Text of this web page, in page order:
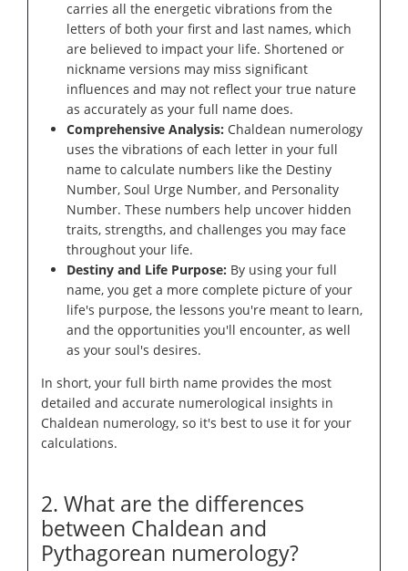
carries all the energetic vibrations from the
letters of both your first and last names, which
are believed to impact your life. Shortened or
nickname versions may miss significant
influences and may not reflect your true nature
as accurately as your full name does.
Comprehensive Analysis: Chaldean numerology
uses the vibrations of each letter in your full
name to calculate numbers like the Destiny
Number, Soul Urge Number, and Personality
Number. These numbers help uncover hidden
traits, strengths, and challenges you may face
throughout your life.
Destiny and Life Purpose: By using your full
name, you get a more complete picture of your
life's purpose, the lessons you're meant to learn,
and the opportunities you'll encounter, as well
as your soul's desires.
In short, your full birth name provides the most
detailed and accurate numerological insights in
Chaldean numerology, so it's best to use it for your
calculations.
2. What are the differences
between Chaldean and
Pythagorean numerology?